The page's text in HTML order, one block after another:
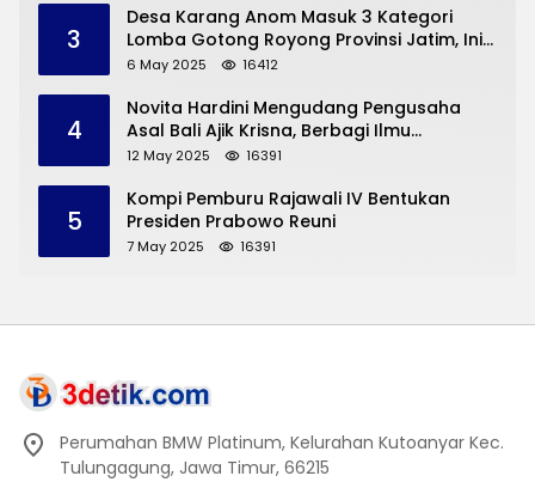
3
Desa Karang Anom Masuk 3 Kategori
Lomba Gotong Royong Provinsi Jatim, Ini
yang Disampaikan Sekda Trenggalek
6 May 2025 16412
4
Novita Hardini Mengudang Pengusaha
Asal Bali Ajik Krisna, Berbagi Ilmu
Pengembangan Pariwisata dan UMKM
12 May 2025 16391
5
Kompi Pemburu Rajawali IV Bentukan
Presiden Prabowo Reuni
7 May 2025 16391
Perumahan BMW Platinum, Kelurahan Kutoanyar Kec.
Tulungagung, Jawa Timur, 66215